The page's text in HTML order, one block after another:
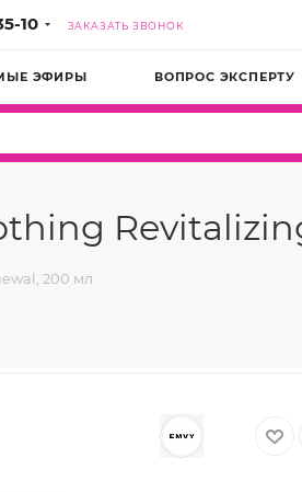
10 ЗАКАЗАТЬ ЗВОНОК
ЭФИРЫ ВОПРОС ЭКСПЕРТУ
200 мл